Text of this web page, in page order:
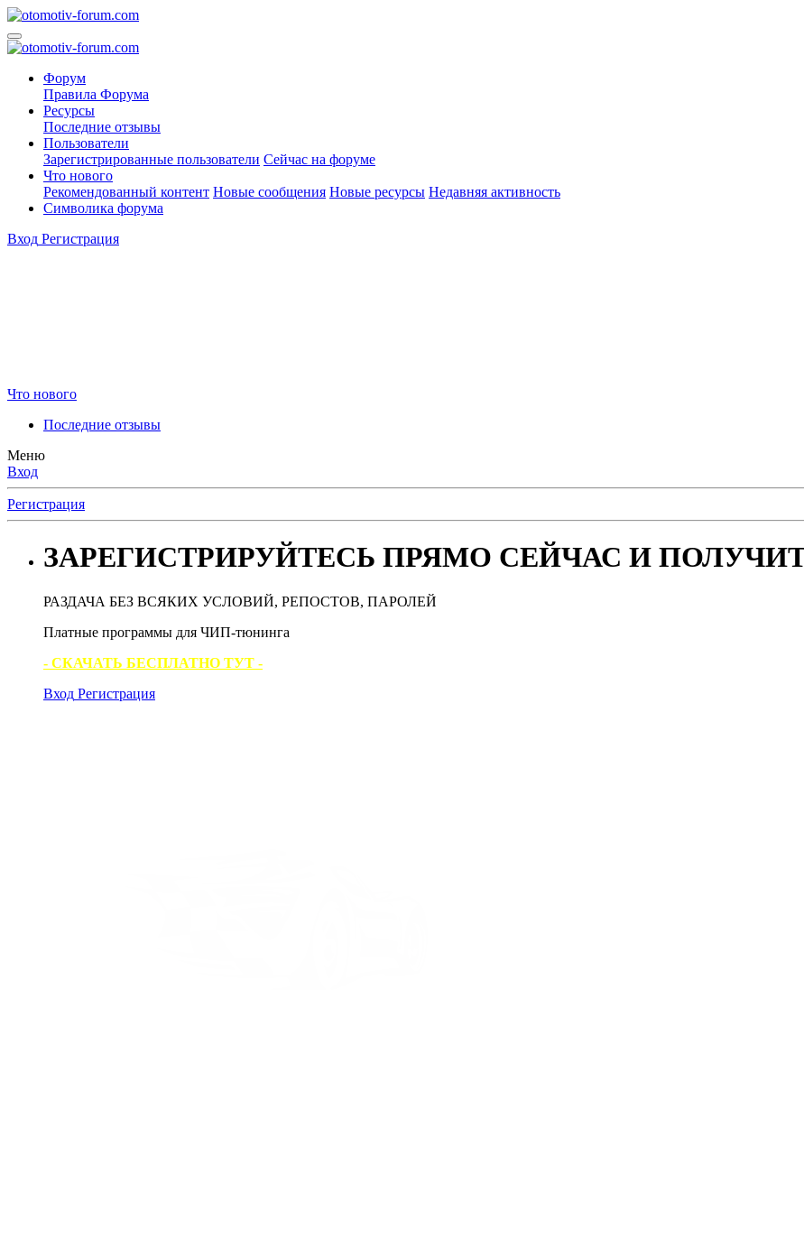
Форум
Правила Форума
Ресурсы
Последние отзывы
Пользователи
Зарегистрированные пользователи Сейчас на форуме
Что нового
Рекомендованный контент Новые сообщения Новые ресурсы Недавняя активность
Символика форума
Вход Регистрация
Что нового
Последние отзывы
Меню
Вход
Регистрация
ЗАРЕГИСТРИРУЙТЕСЬ ПРЯМО СЕЙЧАС И
РАЗДАЧА БЕЗ ВСЯКИХ УСЛОВИЙ, РЕПОСТОВ, ПАРОЛЕЙ
Платные программы для ЧИП-тюнинга
- СКАЧАТЬ БЕСПЛАТНО ТУТ -
Вход Регистрация